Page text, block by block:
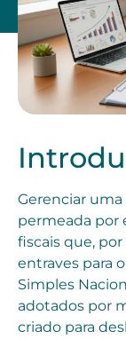
Gerenciar
permeada por
fiscais que,
entraves para
Simples
adotados por
criado para